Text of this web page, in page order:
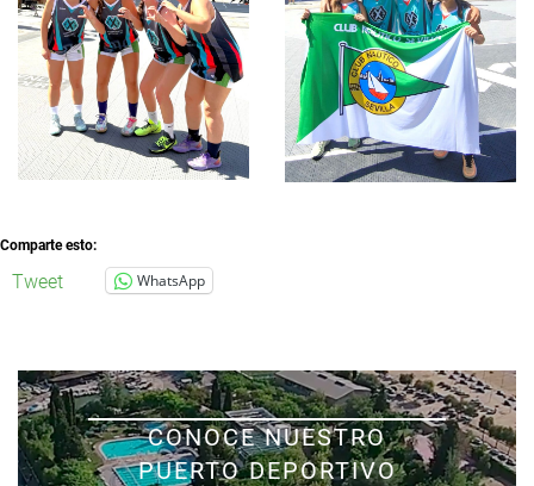
Comparte esto:
Tweet WhatsApp
CONOCE NUESTRO
PUERTO DEPORTIVO